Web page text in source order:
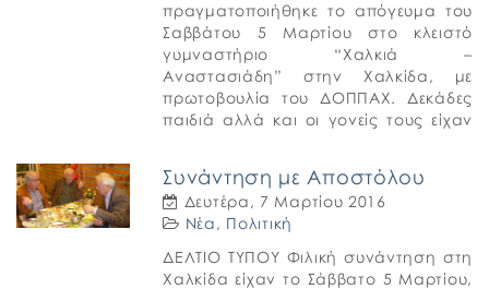
πραγματοποιήθηκε το απόγευμα του
Σαββάτου 5 Μαρτίου στο κλειστό
γυμναστήριο “Χαλκιά –
Αναστασιάδη” στην Χαλκίδα, με
πρωτοβουλία του ΔΟΠΠΑΧ. Δεκάδες
παιδιά αλλά και οι γονείς τους είχαν
[…]
Συνάντηση με Αποστόλου
Δευτέρα, 7 Μαρτίου 2016
Νέα , Πολιτική
ΔΕΛΤΙΟ ΤΥΠΟΥ Φιλική συνάντηση στη
Χαλκίδα είχαν το Σάββατο 5 Μαρτίου,